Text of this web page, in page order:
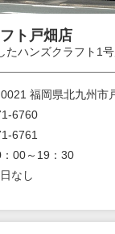
ト戸畑店
たハンズクラフト1
福岡県北九州市
6760
6761
：00～19：30
なし